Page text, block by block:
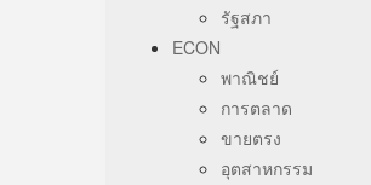
รัฐสภา
ECON
พาณิชย์
การตลาด
ขายตรง
อุตสาหกรรม